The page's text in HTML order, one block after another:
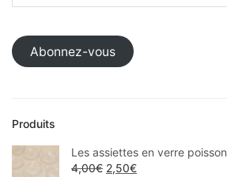
Abonnez-vous
Produits
Les assiettes en verre poisson
4,00€ 2,50€